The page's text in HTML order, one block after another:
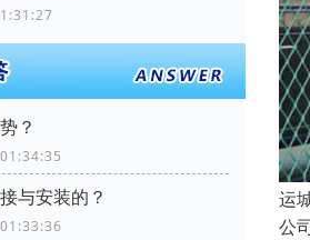
？
与安装的？
运
公